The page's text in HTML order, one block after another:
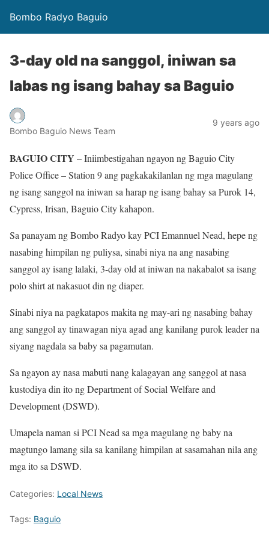
Bombo Radyo Baguio
3-day old na sanggol, iniwan sa
labas ng isang bahay sa Baguio
Bombo Baguio News Team
9 years ago
BAGUIO CITY – Iniimbestigahan ngayon ng Baguio City
Police Office – Station 9 ang pagkakakilanlan ng mga magulang
ng isang sanggol na iniwan sa harap ng isang bahay sa Purok 14,
Cypress, Irisan, Baguio City kahapon.
Sa panayam ng Bombo Radyo kay PCI Emannuel Nead, hepe ng
nasabing himpilan ng puliysa, sinabi niya na ang nasabing
sanggol ay isang lalaki, 3-day old at iniwan na nakabalot sa isang
polo shirt at nakasuot din ng diaper.
Sinabi niya na pagkatapos makita ng may-ari ng nasabing bahay
ang sanggol ay tinawagan niya agad ang kanilang purok leader na
siyang nagdala sa baby sa pagamutan.
Sa ngayon ay nasa mabuti nang kalagayan ang sanggol at nasa
kustodiya din ito ng Department of Social Welfare and
Development (DSWD).
Umapela naman si PCI Nead sa mga magulang ng baby na
magtungo lamang sila sa kanilang himpilan at sasamahan nila ang
mga ito sa DSWD.
Categories: Local News
Tags: Baguio